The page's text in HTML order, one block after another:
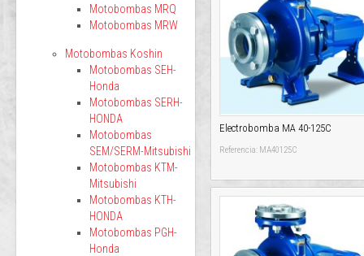
Electrobomba MA 40-125C
Referencia: MA40125C
Motobombas MRQ
Motobombas MRW
Motobombas Koshin
Motobombas SEH-
Honda
Motobombas SERH-
HONDA
Motobombas
SEM/SERM-Mitsubishi
Motobombas KTM-
Mitsubishi
Motobombas KTH-
HONDA
Motobombas PGH-
Honda